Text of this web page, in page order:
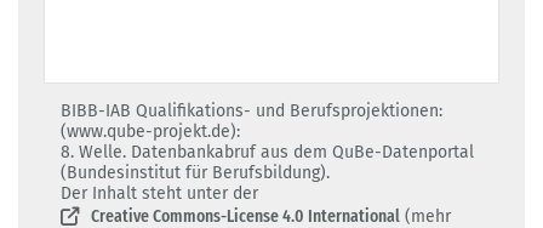
BIBB-IAB Qualifikations- und Berufsprojektionen:
(www.qube-projekt.de):
8. Welle. Datenbankabruf aus dem QuBe-Datenportal
(Bundesinstitut für Berufsbildung).
Der Inhalt steht unter der
Creative Commons-License 4.0 International(mehr